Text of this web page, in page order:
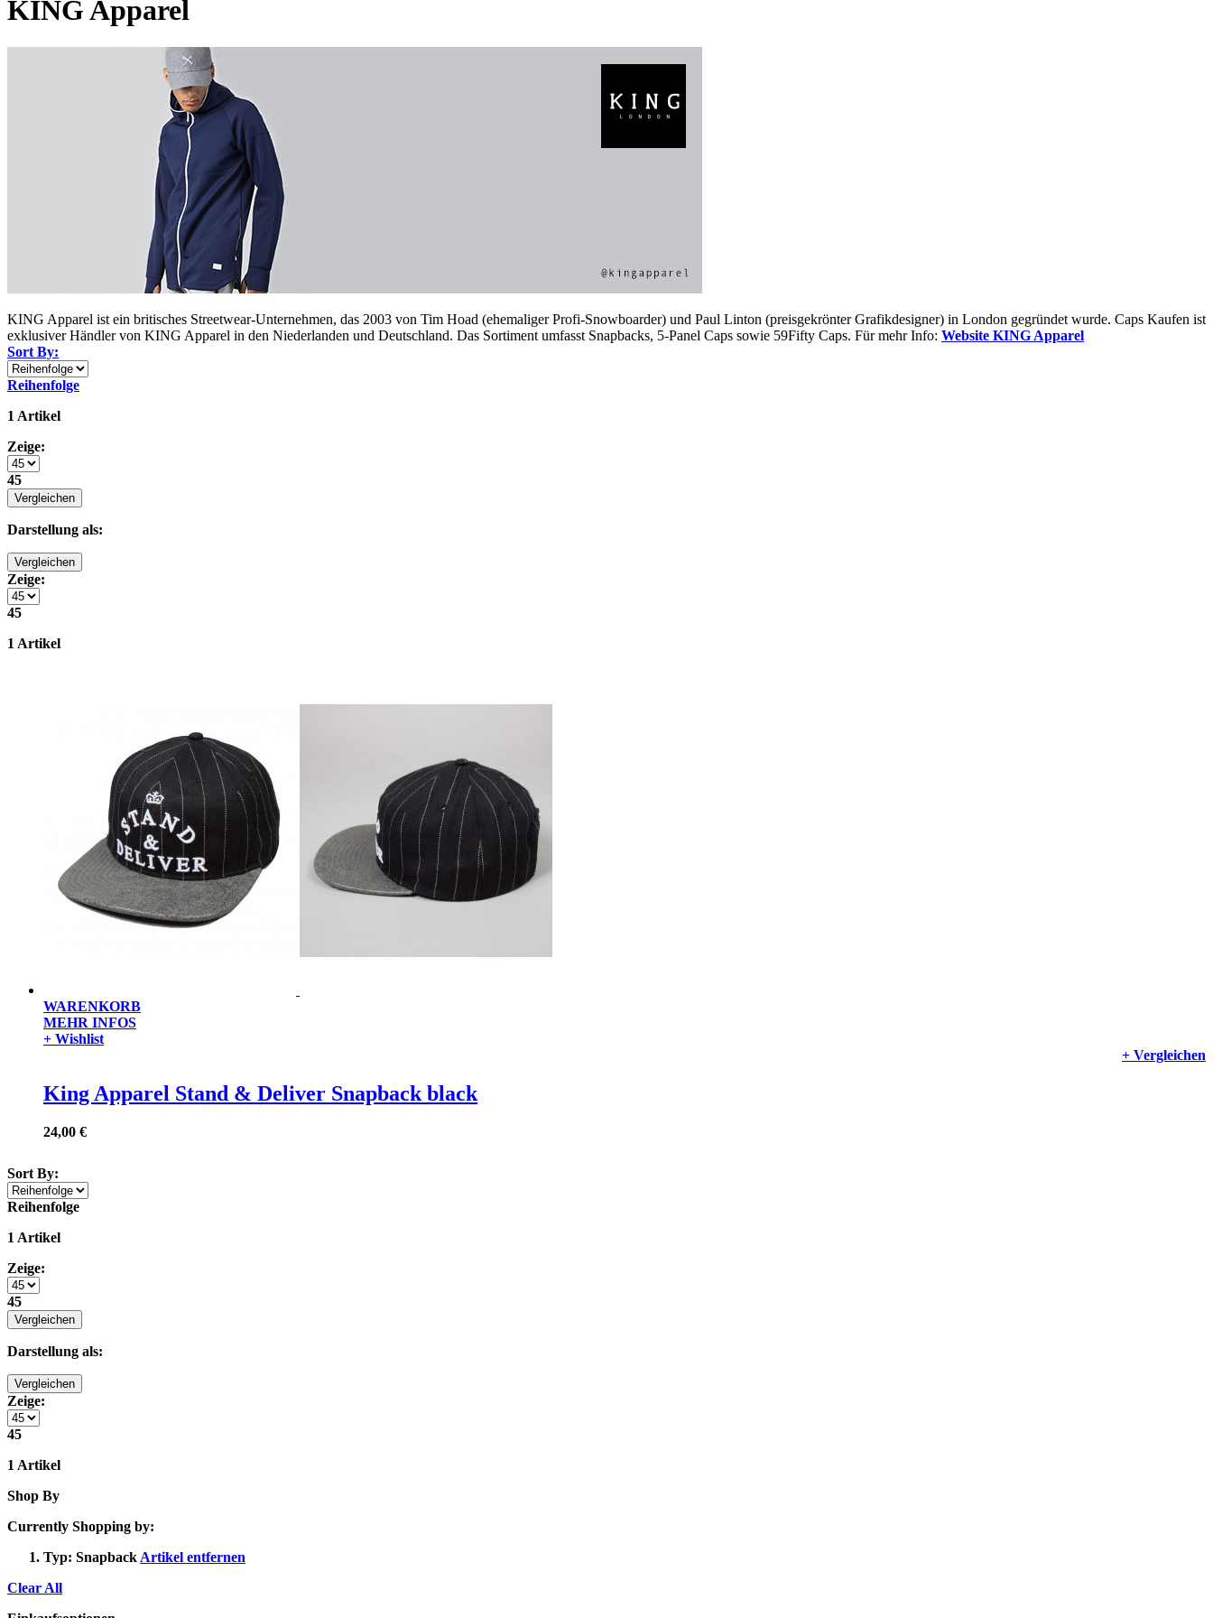
KING Apparel
KING Apparel ist ein britisches Streetwear-Unternehmen, das 2003 von Tim Hoad (ehemaliger Profi-Snowboarder) und Paul Linton (preisgekrönter Grafikdesigner) in London gegründet wurde. Caps Kaufen ist
exklusiver Händler von KING Apparel in den Niederlanden und Deutschland. Das Sortiment umfasst Snapbacks, 5-Panel Caps sowie 59Fifty Caps. Für mehr Info: Website KING Apparel
Sort By:
Reihenfolge
1 Artikel
Zeige:
45
Vergleichen
Darstellung als:
Vergleichen
Zeige:
45
1 Artikel
WARENKORB
MEHR INFOS
+ Wishlist
+ Vergleichen
King Apparel Stand & Deliver Snapback black
24,00 €
Sort By:
Reihenfolge
1 Artikel
Zeige:
45
Vergleichen
Darstellung als:
Vergleichen
Zeige:
45
1 Artikel
Shop By
Currently Shopping by:
Typ: Snapback Artikel entfernen
Clear All